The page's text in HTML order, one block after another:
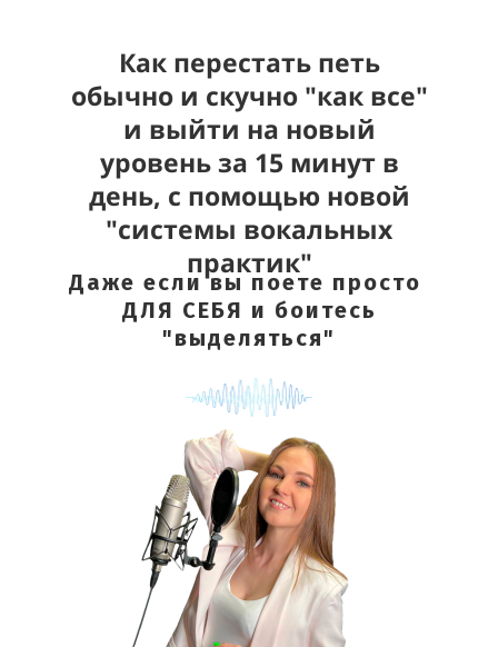
Как перестать петь
обычно и скучно "как все"
и выйти на новый
уровень за 15 минут в
день, с помощью новой
"системы вокальных
практик"
Даже если вы поете просто
ДЛЯ СЕБЯ и боитесь
"выделяться"